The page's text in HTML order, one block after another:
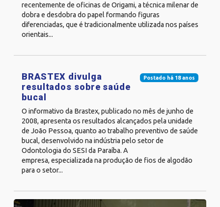
recentemente de oficinas de Origami, a técnica milenar de
dobra e desdobra do papel formando figuras
diferenciadas, que é tradicionalmente utilizada nos países
orientais...
Postado há 18 anos
BRASTEX divulga
resultados sobre saúde
bucal
O informativo da Brastex, publicado no mês de junho de
2008, apresenta os resultados alcançados pela unidade
de João Pessoa, quanto ao trabalho preventivo de saúde
bucal, desenvolvido na indústria pelo setor de
Odontologia do SESI da Paraíba. A
empresa, especializada na produção de fios de algodão
para o setor...